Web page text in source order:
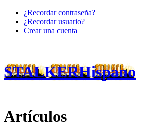
¿Recordar contraseña?
¿Recordar usuario?
Crear una cuenta
STALKERHispano
Artículos